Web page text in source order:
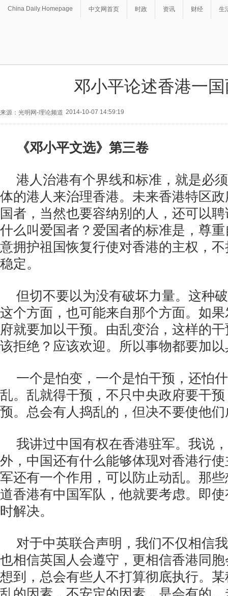
China Daily Homepage 中文网首页 时政 资讯 财经 生
邓小平论述香港一
来源：光明网-理论频道 2014-10-07 14:59:19
《邓小平文选》第三卷
港人治港有个界线和标准，就是必
体的港人来治理香港。未来香港特区
国者，当然也要容纳别的人，还可以
什么叫爱国者？爱国者的标准是，尊
意拥护祖国恢复行使对香港的主权，
稳定。
但切不要以为没有破坏力量。这种
这个方面，也可能来自那个方面。如
府就要加以干预。由乱变治，这样的
该拒绝？应该欢迎。所以事物都要加
一个是怕变，一个是怕干预，还怕
乱。乱就得干预，不只中央政府要干
预。总会有人捣乱的，但决不要使他
我讲过中国有权在香港驻军。我说
外，中国还有什么能够体现对香港行
军还有一个作用，可以防止动乱。那
道香港有中国军队，他就要考虑。即
时解决。
对于中英联合声明，我们不仅相信
也相信英国人会遵守，更相信香港同
想到，总会有些人不打算彻底执行。